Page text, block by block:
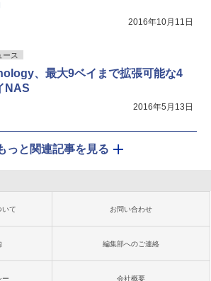
2016年10月11日
ース
、最大9ベイまで拡張可能な4
NAS
2016年5月13日
っと関連記事を見る
いて お問い合わせ
編集部へのご連絡
ー 会社概要